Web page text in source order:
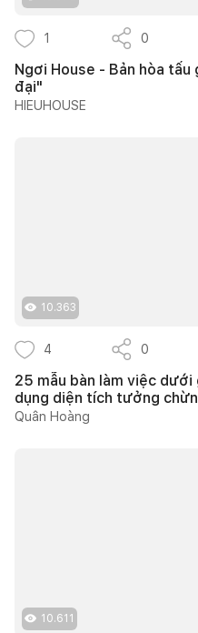
1 0
Ngơi House - Bản hòa
đại"
HIEUHOUSE
10.363
4 0
25 mẫu bàn làm việc
dụng diện tích tưởng
Quân Hoàng
10.611